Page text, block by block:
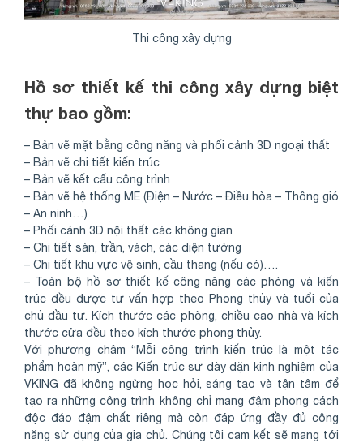
Thi công xây dựng
Hồ sơ thiết kế thi công xây dựng biệt
thự bao gồm:
– Bản vẽ mặt bằng công năng và phối cảnh 3D ngoại thất
– Bản vẽ chi tiết kiến trúc
– Bản vẽ kết cấu công trình
– Bản vẽ hệ thống ME (Điện – Nước – Điều hòa – Thông gió
– An ninh…)
– Phối cảnh 3D nội thất các không gian
– Chi tiết sàn, trần, vách, các diện tường
– Chi tiết khu vực vệ sinh, cầu thang (nếu có)….
– Toàn bộ hồ sơ thiết kế công năng các phòng và kiến
trúc đều được tư vấn hợp theo Phong thủy và tuổi của
chủ đầu tư. Kích thước các phòng, chiều cao nhà và kích
thước cửa đều theo kích thước phong thủy.
Với phương châm “Mỗi công trình kiến trúc là một tác
phẩm hoàn mỹ”, các Kiến trúc sư dày dặn kinh nghiệm của
VKING đã không ngừng học hỏi, sáng tạo và tận tâm để
tạo ra những công trình không chỉ mang đậm phong cách
độc đáo đậm chất riêng mà còn đáp ứng đầy đủ công
năng sử dụng của gia chủ. Chúng tôi cam kết sẽ mang tới